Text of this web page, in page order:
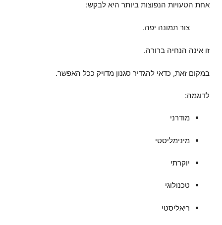
אחת הטעויות הנפוצות ביותר היא לבקש:
צור תמונה יפה.
זו אינה הנחיה ברורה.
במקום זאת, כדאי להגדיר סגנון מדויק ככל האפשר.
לדוגמה:
מודרני
מינימליסטי
יוקרתי
טכנולוגי
ריאליסטי